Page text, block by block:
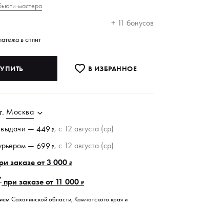
мастера
+ 11 бонусов
в сплит
В ИЗБРАННОE
г. Москва
выдачи —449₽, c 12 августа (ср)
—699₽, c 12 августа (ср)
заказе от 3 000₽
при заказе от 11 000₽
Сахалинской области, Камчатского края и